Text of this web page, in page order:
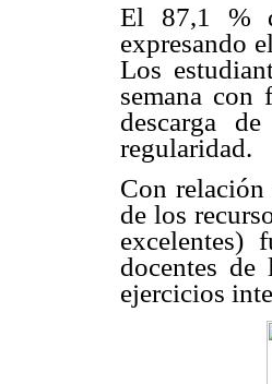
El 87,1 %
expresando
Los
semana
descarga
regularidad.
Con
de los
excelentes)
docentes
ejercicios